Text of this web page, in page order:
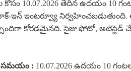
కోసం 10.07.2026 తేదీన ఉదయం 10
ఇన్ ఇంటర్వ్యూ నిర్వహించబడుతుంది.
కోరడమైనది. సైజు ఫోటో, అటెస్టెడ్
సమయం : 10.07.2026 ఉదయం 10